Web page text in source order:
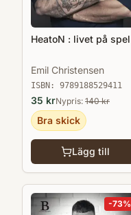
HeatoN : livet på spel
Emil Christensen
ISBN: 9789188529411
35 krNypris: 140kr
Bra skick
Lägg till
-73%